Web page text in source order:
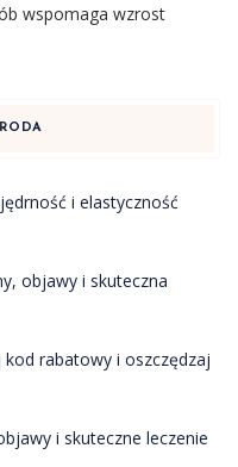
wspomaga wzrost
i elastyczność
objawy i skuteczna
rabatowy i oszczędzaj
i skuteczne leczenie